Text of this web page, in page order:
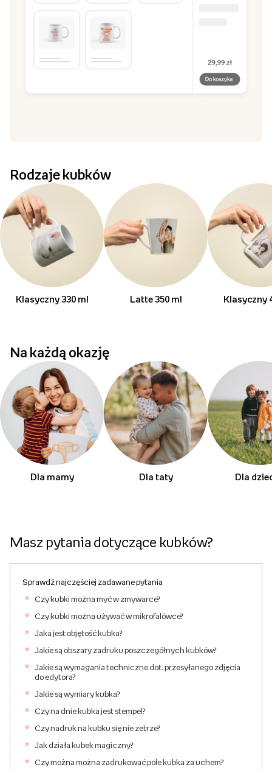
Rodzaje kubków
Klasyczny 330 ml Latte 350 ml Klasyczny
Na każdą okazję
Dla mamy Dla taty Dla
Masz pytania dotyczące kubków?
Sprawdź najczęściej zadawane pytania
Czy kubki można myć w zmywarce?
Czy kubki można używać w mikrofalówce?
Jaka jest objętość kubka?
Jakie są obszary zadruku poszczegółnych kubków?
Jakie są wymagania techniczne dot. przesyłanego zdjęcia
do edytora?
Jakie są wymiary kubka?
Czy na dnie kubka jest stempel?
Czy nadruk na kubku się nie zetrze?
Jak działa kubek magiczny?
Czy można można zadrukować pole kubka za uchem?